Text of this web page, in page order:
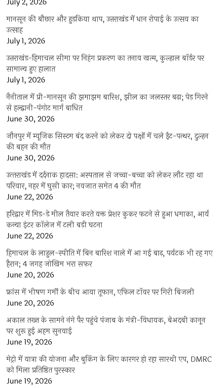
July 2, 2026
मानसून की बौछार और हुड़किया थाप, उत्तराखंड में धान रोपाई के उत्सव का
उत्साह
July 1, 2026
उत्तराखंड-हिमाचल सीमा पर निहंग प्रकरण का तनाव खत्म, कुल्हाल बॉर्डर पर
सामान्य हुए हालात
July 1, 2026
नैनीताल में प्री-मानसून की झमाझम बारिश, झील का जलस्तर बढ़ा; पेड़ गिरने
से हल्द्वानी-पंगोट मार्ग बाधित
June 30, 2026
जौनपुर में म्यूजिक सिस्टम बंद करने को लेकर दो पक्षों में चले ईंट-पत्थर, दुल्हन
की बहन की मौत
June 30, 2026
उत्‍तराखंड में दर्दनाक हादसा: अस्पताल से जच्चा-बच्चा को लेकर लौट रहा था
परिवार, नहर में घुसी कार; नवजात समेत 4 की मौत
June 22, 2026
हरिद्वार में मिड-डे मील तैयार करते वक्त प्रेशर कुकर फटने से हुआ धमाका, आर्य
कन्या इंटर कॉलेज में टली बड़ी घटना
June 22, 2026
हिमाचल के लाहुल-स्पीति में बिन बारिश नाले में आ गई बाढ़, पर्यटक भी रह गए
हैरान; 4 जगह जोखिम भरा सफर
June 20, 2026
फ्रांस में भीषण गर्मी के बीच आया तूफान, एफिल टॉवर पर गिरी बिजली
June 20, 2026
अकाल तख्त के सामने नंगे पैर पहुंचे पंजाब के मंत्री-विधायक, बेअदबी कानून
पर शुरू हुई अहम सुनवाई
June 19, 2026
मेट्रो में यात्रा की योजना और बुकिंग के लिए कारगर हो रहा सारथी एप, DMRC
को मिला प्रतिष्ठित पुरस्कार
June 19, 2026